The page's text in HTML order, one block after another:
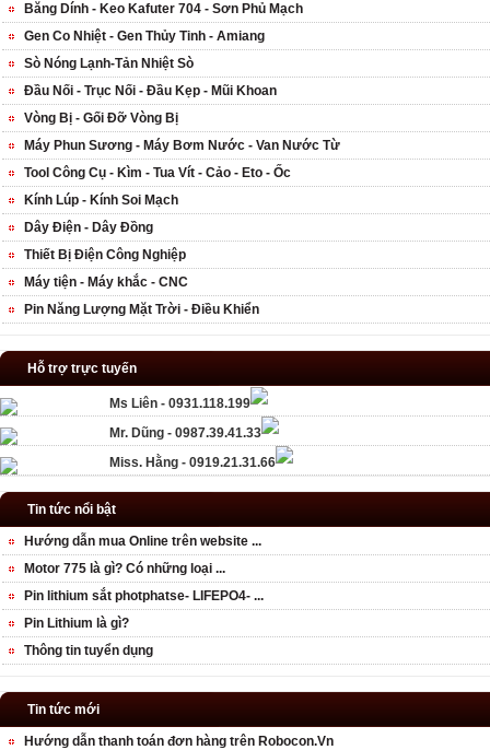
Băng Dính - Keo Kafuter 704 - Sơn Phủ Mạch
Gen Co Nhiệt - Gen Thủy Tinh - Amiang
Sò Nóng Lạnh-Tản Nhiệt Sò
Đầu Nối - Trục Nối - Đầu Kẹp - Mũi Khoan
Vòng Bị - Gối Đỡ Vòng Bị
Máy Phun Sương - Máy Bơm Nước - Van Nước Từ
Tool Công Cụ - Kìm - Tua Vít - Cảo - Eto - Ốc
Kính Lúp - Kính Soi Mạch
Dây Điện - Dây Đồng
Thiết Bị Điện Công Nghiệp
Máy tiện - Máy khắc - CNC
Pin Năng Lượng Mặt Trời - Điều Khiển
Hỗ trợ trực tuyến
Ms Liên - 0931.118.199
Mr. Dũng - 0987.39.41.33
Miss. Hằng - 0919.21.31.66
Tin tức nổi bật
Hướng dẫn mua Online trên website ...
Motor 775 là gì? Có những loại ...
Pin lithium sắt photphatse- LIFEPO4- ...
Pin Lithium là gì?
Thông tin tuyển dụng
Tin tức mới
Hướng dẫn thanh toán đơn hàng trên Robocon.Vn